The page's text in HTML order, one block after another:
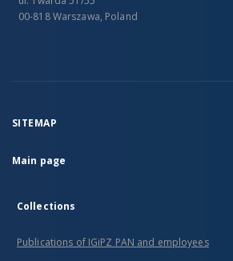
00-818 Warszawa, Poland
SITEMAP
Main page
Collections
Publications of IGiPZ PAN and employees